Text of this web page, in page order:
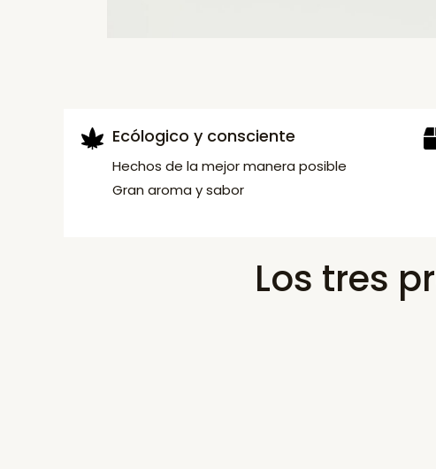
Ecólogico y consciente
Hechos de la mejor manera posible
Gran aroma y sabor
Los tres